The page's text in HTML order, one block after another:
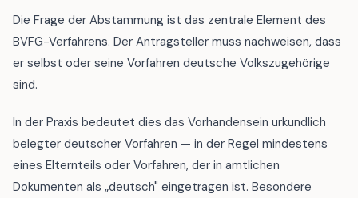
Die Frage der Abstammung ist das zentrale Element des
BVFG-Verfahrens. Der Antragsteller muss nachweisen, dass
er selbst oder seine Vorfahren deutsche Volkszugehörige
sind.
In der Praxis bedeutet dies das Vorhandensein urkundlich
belegter deutscher Vorfahren — in der Regel mindestens
eines Elternteils oder Vorfahren, der in amtlichen
Dokumenten als „deutsch" eingetragen ist. Besondere